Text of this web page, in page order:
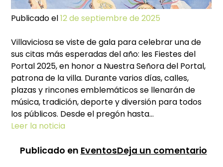
Publicado el12 de septiembre de 2025
Villaviciosa se viste de gala para celebrar una de
sus citas más esperadas del año: les Fiestes del
Portal 2025, en honor a Nuestra Señora del Portal,
patrona de la villa. Durante varios días, calles,
plazas y rincones emblemáticos se llenarán de
música, tradición, deporte y diversión para todos
los públicos. Desde el pregón hasta…
Leer la noticia
Publicado en EventosDeja un comentarioen